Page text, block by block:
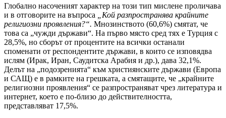
Глобално насоченият характер на този тип мислене проличава
и в отговорите на въпроса
„Кой разпространява крайните
религиозни проявления?“. Мнозинството (60,6%) смятат, че
това са „чужди държави“. На първо място сред тях е Турция с
28,5%, но сборът от процентите на всички останали
споменати от респондентите държави, в които се изповядва
ислям (Ирак, Иран, Саудитска Арабия и др.), дава 32,1%.
Делът на „подозренията“ към християнските държави (Европа
и САЩ) е в рамките на грешката, а смятащите, че „крайните
религиозни проявления“ се разпространяват чрез литература и
интернет, което е по-близо до действителността,
представляват 17,5%.